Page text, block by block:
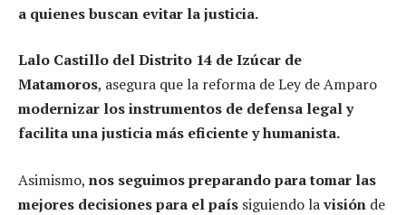
a quienes buscan evitar la justicia.
Lalo Castillo del Distrito 14 de Izúcar de
Matamoros, asegura que la reforma de Ley de Amparo
modernizar los instrumentos de defensa legal y
facilita una justicia más eficiente y humanista.
Asimismo, nos seguimos preparando para tomar las
mejores decisiones para el país siguiendo lavisión de